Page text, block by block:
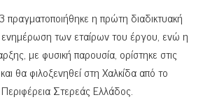
η πρώτη διαδικτυακή
των εταίρων του έργου, ενώ η
με φυσική παρουσία, ορίστηκε στις
θα φιλοξενηθεί στη Χαλκίδα από το
Στερεάς Ελλάδος.